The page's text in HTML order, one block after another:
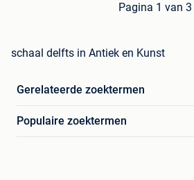
Pagina 1 van 3
schaal delfts in Antiek en Kunst
Gerelateerde zoektermen
Populaire zoektermen